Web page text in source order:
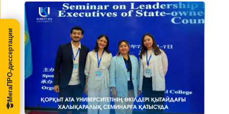
МегаПРО-диссертации